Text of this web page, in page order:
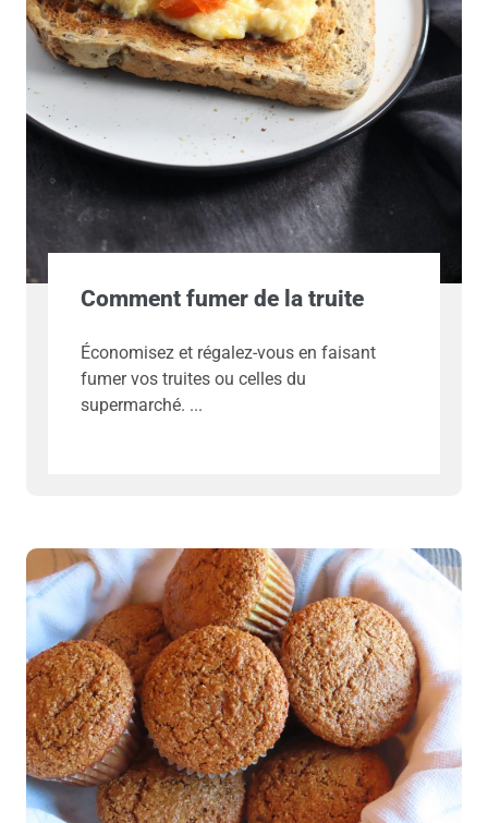
Comment fumer de la truite
Économisez et régalez-vous en faisant
fumer vos truites ou celles du
supermarché.